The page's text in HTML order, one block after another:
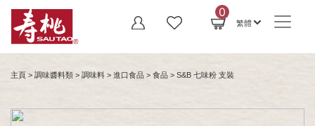
0
繁體
主頁 > 調味醬料類 > 調味料 > 進口食品 > 食品 > S&B 七味粉 支裝